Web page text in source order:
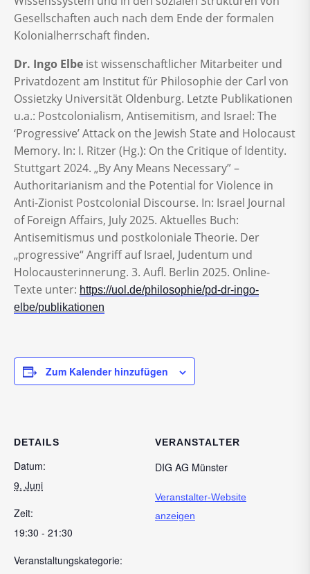
Gesellschaften auch nach dem Ende der formalen
Kolonialherrschaft finden.
Dr. Ingo Elbe ist wissenschaftlicher Mitarbeiter und
Privatdozent am Institut für Philosophie der Carl von
Ossietzky Universität Oldenburg. Letzte Publikationen
u.a.: Postcolonialism, Antisemitism, and Israel: The
‘Progressive’ Attack on the Jewish State and Holocaust
Memory. In: I. Ritzer (Hg.): On the Critique of Identity.
Stuttgart 2024. „By Any Means Necessary” –
Authoritarianism and the Potential for Violence in
Anti-Zionist Postcolonial Discourse. In: Israel Journal
of Foreign Affairs, July 2025. Aktuelles Buch:
Antisemitismus und postkoloniale Theorie. Der
„progressive“ Angriff auf Israel, Judentum und
Holocausterinnerung. 3. Aufl. Berlin 2025. Online-
Texte unter: https://uol.de/philosophie/pd-dr-ingo-
elbe/publikationen
Zum Kalender hinzufügen
DETAILS
Datum:
9. Juni
Zeit:
19:30 - 21:30
Veranstaltungskategorie:
VERANSTALTER
DIG AG Münster
Veranstalter-Website
anzeigen